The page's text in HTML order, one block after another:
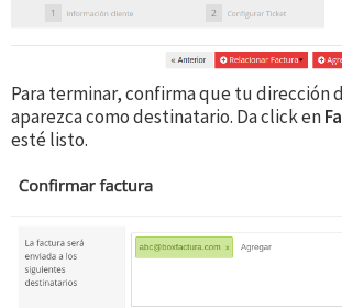
Para terminar, confirma que tu dirección
aparezca como destinatario. Da click en
esté listo.